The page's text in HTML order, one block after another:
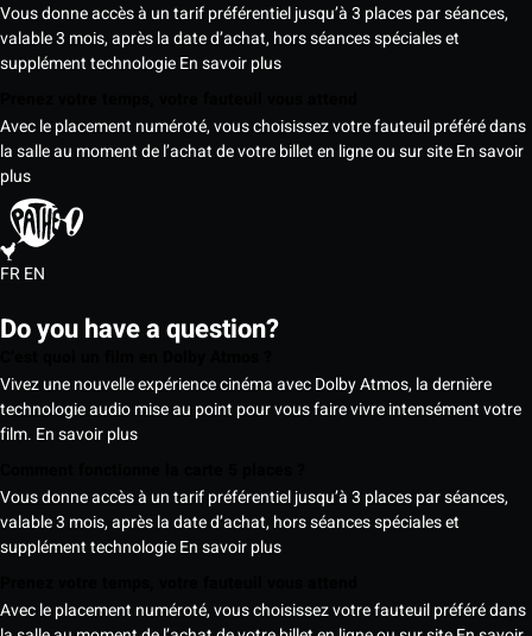
Vous donne accès à un tarif préférentiel jusqu’à 3 places par séances,
valable 3 mois, après la date d’achat, hors séances spéciales et
supplément technologieEn savoir plus
Avec le placement numéroté, vous choisissez votre fauteuil préféré dans
la salle au moment de l’achat de votre billet en ligne ou sur siteEn savoir
plus
FREN
Do you have a question?
Vivez une nouvelle expérience cinéma avec Dolby Atmos, la dernière
technologie audio mise au point pour vous faire vivre intensément votre
film. En savoir plus
Vous donne accès à un tarif préférentiel jusqu’à 3 places par séances,
valable 3 mois, après la date d’achat, hors séances spéciales et
supplément technologieEn savoir plus
Avec le placement numéroté, vous choisissez votre fauteuil préféré dans